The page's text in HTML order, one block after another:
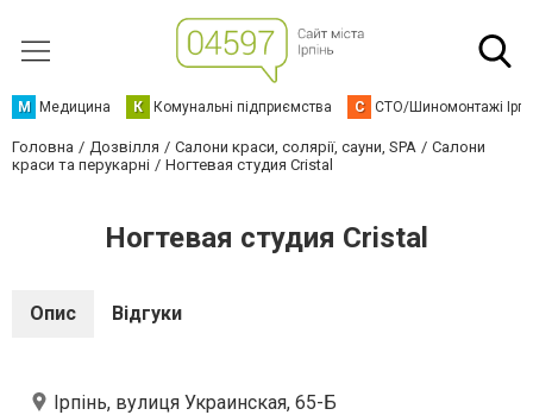
М Медицина К Комунальні підприємства С СТО/Шиномонтажі
Головна Дозвілля Салони краси, солярії, сауни, SPA
Салони
краси та перукарні
Ногтевая студия Cristal
Ногтевая студия Cristal
Опис Відгуки
Ірпінь, вулиця Украинская, 65-Б